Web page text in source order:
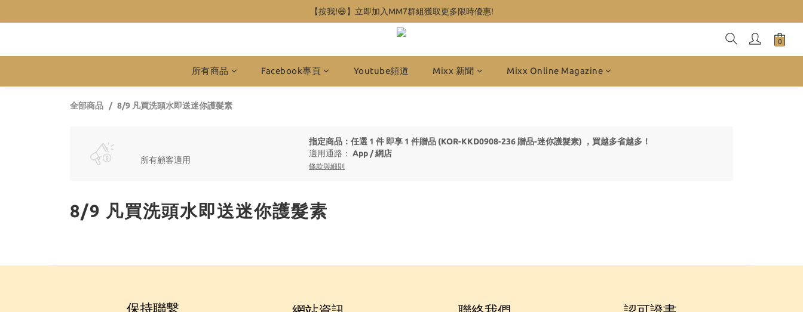
【按我!😆】立即加入MM7群組獲取更多限時優惠!
所有商品 Facebook專頁 Youtube頻道 Mixx 新聞 Mixx Online Magazine
全部商品 8/9 凡買洗頭水即送迷你護髮素
所有顧客適用
指定商品：任選 1 件 即享 1 件贈品 (KOR-KKD0908-236 贈品-迷你護髮素) ，買越多省越多！
適用通路： App /網店
條款與細則
8/9 凡買洗頭水即送迷你護髮素
保持聯繫